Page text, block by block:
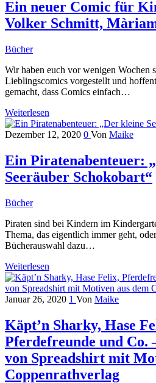
Ein neuer Comic für
Volker Schmitt,
Bücher
Wir haben euch vor wenigen Wochen
Lieblingscomics vorgestellt und
gemacht, dass Comics einfach…
Weiterlesen
Dezember 12, 2020 0 Von Maike
Ein Piratenabenteuer:
Seeräuber Schokobart“
Bücher
Piraten sind bei Kindern im
Thema, das eigentlich immer geht,
Bücherauswahl dazu…
Weiterlesen
Januar 26, 2020 1 Von Maike
Käpt’n Sharky, Hase
Pferdefreunde und Co.
von Spreadshirt mit
Coppenrathverlag